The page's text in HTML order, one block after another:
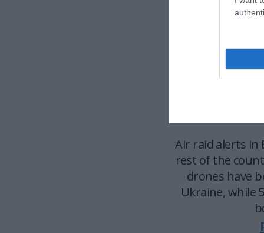
also
▪️”Today is the
Air raid alerts in
rest of the
drones have
Ukraine, while